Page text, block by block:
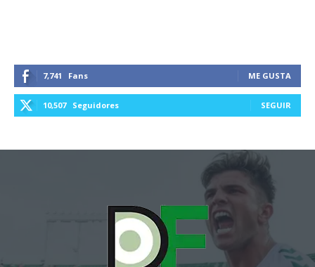
7,741 Fans ME GUSTA
10,507 Seguidores SEGUIR